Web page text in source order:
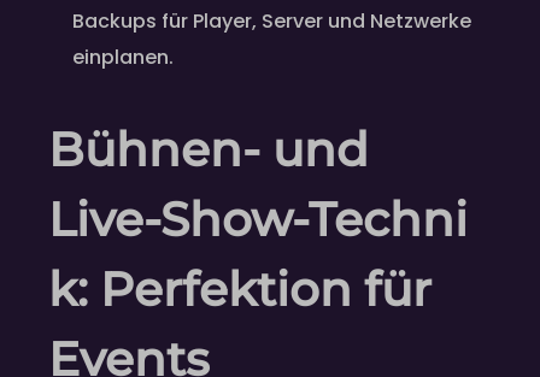
Backups für Player, Server und Netzwerke
einplanen.
Bühnen- und
Live‑Show‑Techni
k: Perfektion für
Events